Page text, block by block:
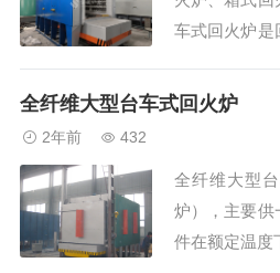
车式回火炉是
厂、特钢、机
全纤维大型台车式回火炉
2年前 432
全纤维大型
炉），主要供
件在额定温